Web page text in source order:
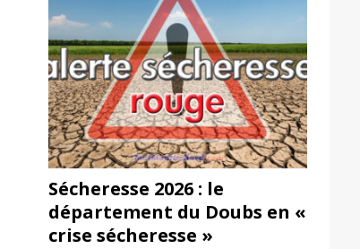
Sécheresse 2026 : le
département du Doubs en «
crise sécheresse »